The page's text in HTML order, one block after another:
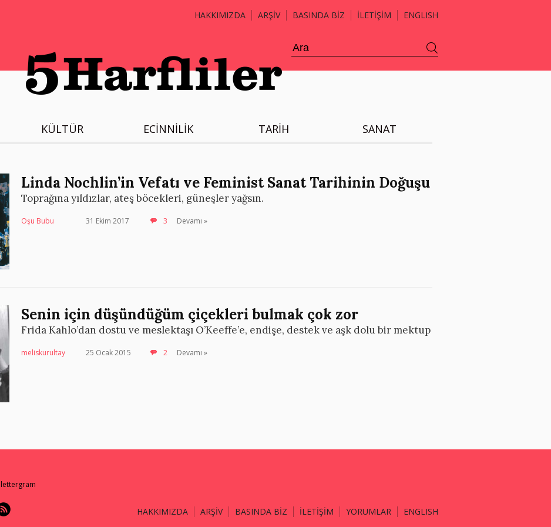
HAKKIMIZDA ARŞİV BASINDA BİZ İLETİŞİM ENGLISH
KÜLTÜR ECİNNİLİK TARİH SANAT
Linda Nochlin’in Vefatı ve Feminist Sanat Tarihinin Doğuşu
Toprağına yıldızlar, ateş böcekleri, güneşler yağsın.
Oşu Bubu 31 Ekim 2017 3 Devamı »
Senin için düşündüğüm çiçekleri bulmak çok zor
Frida Kahlo’dan dostu ve meslektaşı O’Keeffe’e, endişe, destek ve aşk dolu bir mektup
meliskurultay 25 Ocak 2015 2 Devamı »
lettergram
HAKKIMIZDA ARŞİV BASINDA BİZ İLETİŞİM YORUMLAR ENGLISH